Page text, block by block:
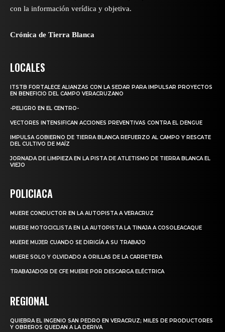
con la información verídica y objetiva.
Crónica de Tierra Blanca
LOCALES
ITSTB FORTALECE ALIANZAS CON LA SEDAR PARA IMPULSAR PROYECTOS
EN BENEFICIO DEL CAMPO VERACRUZANO
-PELIGRO EN EL CENTRO-
VECTORES INTENSIFICAN ACCIONES PREVENTIVAS CONTRA EL DENGUE
IMPULSA GOBIERNO DE TIERRA BLANCA REFUERZO AL CAMPO Y RESCATE
DEL CULTIVO DE MAÍZ
JORNADA DE LIMPIEZA EN LA PISTA DE ATLETISMO DE TIERRA BLANCA EL
VIEJO
POLICIACA
MUERE CONDUCTOR EN LA AUTOPISTA A VERACRUZ
MUERE MOTOCICLISTA EN LA AUTOPISTA LA TINAJA A COSOLEACAQUE
MUERE MUJER CUANDO SE DIRIGÍA A SU TRABAJO
MUERE SOLO Y OLVIDADO A ORILLAS DE LA CARRETERA
TRABAJADOR DE CFE MUERE POR DESCARGA ELÉCTRICA
REGIONAL
QUIEBRA EL INGENIO SAN PEDRO EN VERACRUZ; MILES DE PRODUCTORES
Y OBREROS QUEDAN A LA DERIVA